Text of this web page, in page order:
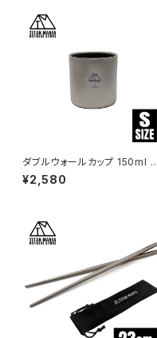
ダブルウォールカップ 150ml S
サイズ チタン製 二重構造 超軽
量 頑丈 スタッキングマグ カップ
用品 収納袋付き
¥2,580